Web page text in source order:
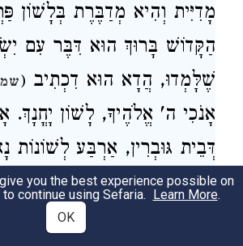
מָדִיִּית וְהִיא מְדַבֶּרֶת בְּלָשׁוֹן
הַקָּדוֹשׁ בָּרוּךְ הוּא דִּבֶּר עִם
שֶׁלָּמְדוּ, הֲדָא הוּא דִכְתִיב (
אָנֹכִי ה' אֱלֹהֶיךָ, לָשׁוֹן יָחֳנָךְ.
דְּבֵית גּוּבְרִין, אַרְבַּע לְשׁוֹנוֹת
שֶׁיִּשְׁתַּמֵּשׁ בָּהֶן עוֹלָם, לַעַז
לְאֶלְיָה, עִבְרִי לְדִבּוּר, רוֹמִים
you the best experience possible on
continue using Sefaria. Learn More.
OK